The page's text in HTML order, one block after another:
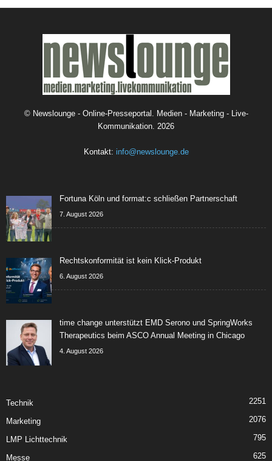
© Newslounge - Online-Presseportal. Medien - Marketing - Live-
Kommunikation. 2026
Kontakt: info@newslounge.de
Fortuna Köln und format:c schließen Partnerschaft
7. August 2026
Rechtskonformität ist kein Klick-Produkt
6. August 2026
time change unterstützt EMD Serono und SpringWorks
Therapeutics beim ASCO Annual Meeting in Chicago
4. August 2026
Technik 2251
Marketing 2076
LMP Lichttechnik 795
Messe 625